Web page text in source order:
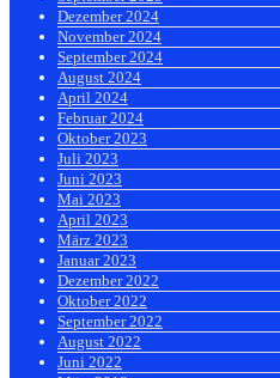
Dezember 2024
November 2024
September 2024
August 2024
April 2024
Februar 2024
Oktober 2023
Juli 2023
Juni 2023
Mai 2023
April 2023
März 2023
Januar 2023
Dezember 2022
Oktober 2022
September 2022
August 2022
Juni 2022